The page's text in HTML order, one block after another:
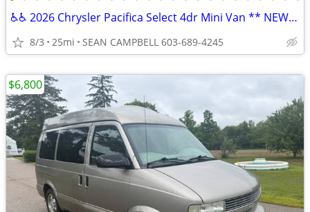
♿♿ 2026 Chrysler Pacifica Select 4dr Mini Van ** NEW***♿♿ HUDSON NH
8/3 25mi SEAN CAMPBELL 603-689-4245
$6,800